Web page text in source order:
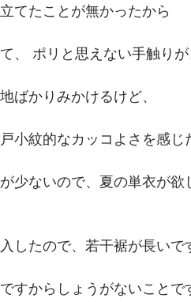
てたことが無かったから
、 ポリと思えない手触り
ばかりみかけるけど、
紋的なカッコよさを感じ
少ないので、夏の単衣が欲
したので、若干裾が長いで
すからしょうがないことで